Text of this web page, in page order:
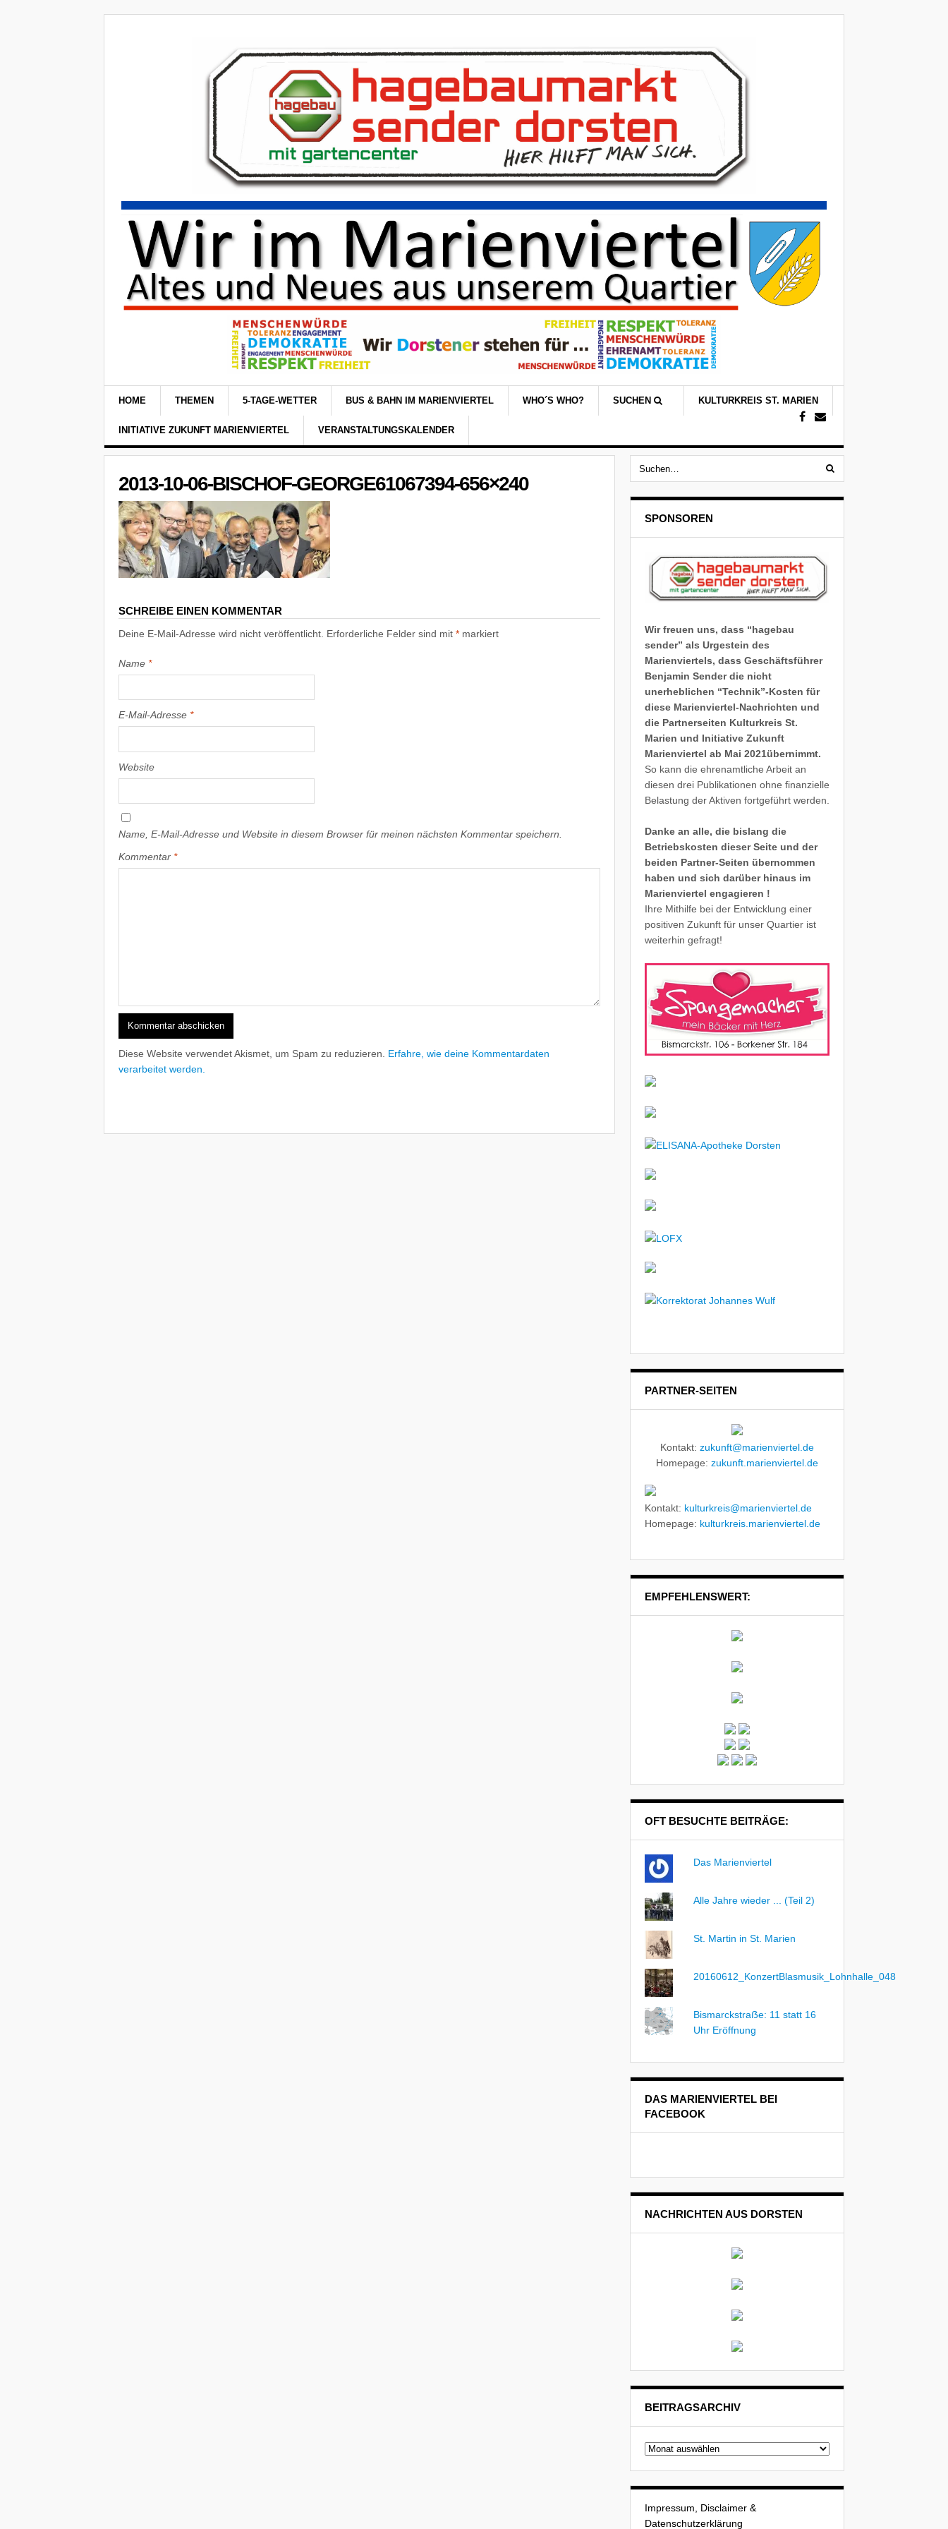
HOME THEMEN 5-TAGE-WETTER BUS & BAHN IM MARIENVIERTEL WHO´S WHO? SUCHEN KULTURKREIS ST. MARIEN
INITIATIVE ZUKUNFT MARIENVIERTEL VERANSTALTUNGSKALENDER
2013-10-06-BISCHOF-GEORGE61067394-656×240
SCHREIBE EINEN KOMMENTAR
Deine E-Mail-Adresse wird nicht veröffentlicht. Erforderliche Felder sind mit * markiert
Name *
E-Mail-Adresse *
Website
Name, E-Mail-Adresse und Website in diesem Browser für meinen nächsten Kommentar speichern.
Kommentar *
Diese Website verwendet Akismet, um Spam zu reduzieren. Erfahre, wie deine Kommentardaten
verarbeitet werden.
SPONSOREN
Wir freuen uns, dass “hagebau
sender” als Urgestein des
Marienviertels, dass Geschäftsführer
Benjamin Sender die nicht
unerheblichen “Technik”-Kosten für
diese Marienviertel-Nachrichten und
die Partnerseiten Kulturkreis St.
Marien und Initiative Zukunft
Marienviertel ab Mai 2021übernimmt.
So kann die ehrenamtliche Arbeit an
diesen drei Publikationen ohne finanzielle
Belastung der Aktiven fortgeführt werden.
Danke an alle, die bislang die
Betriebskosten dieser Seite und der
beiden Partner-Seiten übernommen
haben und sich darüber hinaus im
Marienviertel engagieren !
Ihre Mithilfe bei der Entwicklung einer
positiven Zukunft für unser Quartier ist
weiterhin gefragt!
PARTNER-SEITEN
Kontakt: zukunft@marienviertel.de
Homepage: zukunft.marienviertel.de
Kontakt: kulturkreis@marienviertel.de
Homepage: kulturkreis.marienviertel.de
EMPFEHLENSWERT:
OFT BESUCHTE BEITRÄGE:
Das Marienviertel
Alle Jahre wieder ... (Teil 2)
St. Martin in St. Marien
20160612_KonzertBlasmusik_Lohnhalle_048
Bismarckstraẞe: 11 statt 16
Uhr Eröffnung
DAS MARIENVIERTEL BEI
FACEBOOK
NACHRICHTEN AUS DORSTEN
BEITRAGSARCHIV
Beitragsarchiv
Impressum, Disclaimer &
Datenschutzerklärung